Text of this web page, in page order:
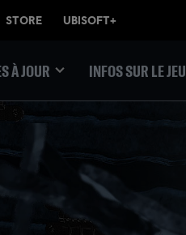
À JOUR INFOS SUR LE JEU